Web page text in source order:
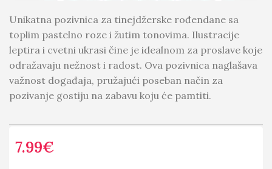
Unikatna pozivnica za tinejdžerske rođendane sa
toplim pastelno roze i žutim tonovima. Ilustracije
leptira i cvetni ukrasi čine je idealnom za proslave koje
odražavaju nežnost i radost. Ova pozivnica naglašava
važnost događaja, pružajući poseban način za
pozivanje gostiju na zabavu koju će pamtiti.
7.99€